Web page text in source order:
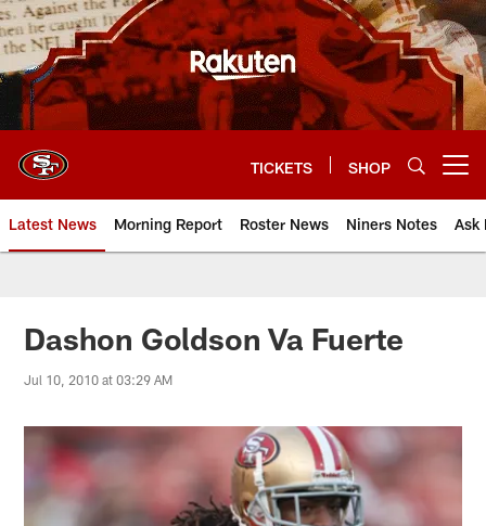
Skip
to
main
content
TICKETS SHOP
Latest News Morning Report Roster News Niners Notes Ask
Dashon Goldson Va Fuerte
Jul 10, 2010 at 03:29 AM